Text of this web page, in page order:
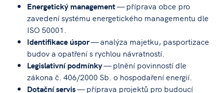
Energetický management— příprava obce pro
zavedení systému energetického managementu dle
ISO 50001.
Identifikace úspor— analýza majetku, pasportizace
budov a opatření s rychlou návratností.
Legislativní podmínky— plnění povinností dle
zákona č. 406/2000 Sb. o hospodaření energií.
Dotační servis— příprava projektů pro budoucí